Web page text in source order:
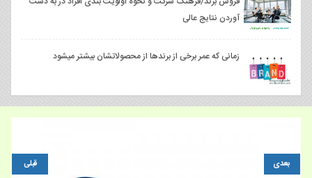
آوردن نتایج عالی
زمانی که عمر برخی از برندها از محصولاتشان بیشتر میشود
قبلی بعدی